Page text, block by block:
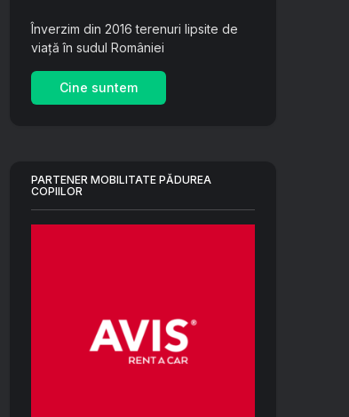
Înverzim din 2016 terenuri lipsite de
viață în sudul României
Cine suntem
PARTENER MOBILITATE PĂDUREA
COPIILOR